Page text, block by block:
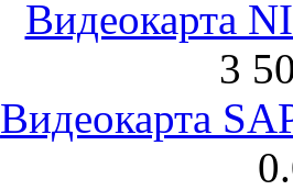
Видеокарта
3
Видеокарта